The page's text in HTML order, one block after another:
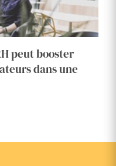
peut booster
dans une